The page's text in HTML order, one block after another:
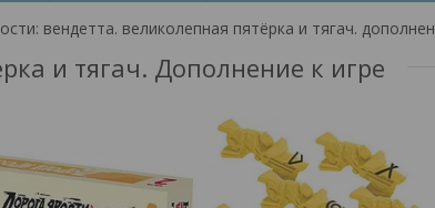
и тягач. Дополнение к игре